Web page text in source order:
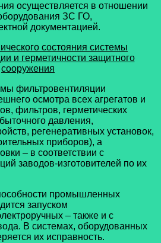
осуществляется в отношении
ЗС ГО,
документацией.
состояния системы
и герметичности защитного
сооружения
фильтровентиляции
осмотра всех агрегатов и
фильтров, герметических
давления,
регенеративных установок,
приборов), а
– в соответствии с
заводов-изготовителей по их
промышленных
запуском
– также и с
В системах, оборудованных
их исправность.